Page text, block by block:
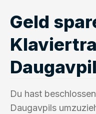
Geld
Du hast
Daugavpils